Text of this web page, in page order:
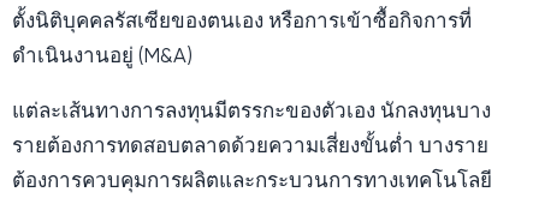
ตั้งนิติบุคคลรัสเซียของตนเอง หรือการเข้าซื้อกิจการที่
ดำเนินงานอยู่ (M&A)
แต่ละเส้นทางการลงทุนมีตรรกะของตัวเอง นักลงทุนบาง
รายต้องการทดสอบตลาดด้วยความเสี่ยงขั้นต่ำ บางราย
ต้องการควบคุมการผลิตและกระบวนการทางเทคโนโลยี